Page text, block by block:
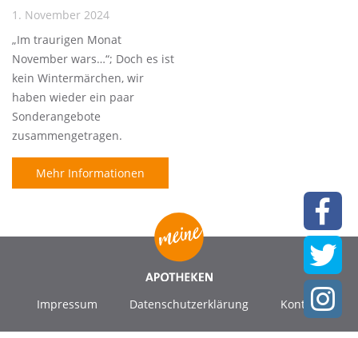
1. November 2024
„Im traurigen Monat
November wars…“; Doch es ist
kein Wintermärchen, wir
haben wieder ein paar
Sonderangebote
zusammengetragen.
Mehr Informationen
Impressum Datenschutzerklärung Kontakt